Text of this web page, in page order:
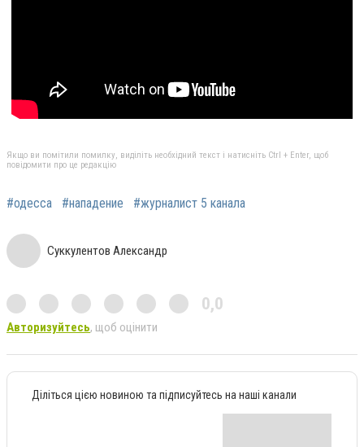
Якщо ви помітили помилку, виділіть необхідний текст і натисніть Ctrl + Enter, щоб
повідомити про це редакцію
#одесса #нападение #журналист 5 канала
Суккулентов Александр
0,0
Авторизуйтесь, щоб оцінити
Діліться цією новиною та підписуйтесь на наші канали